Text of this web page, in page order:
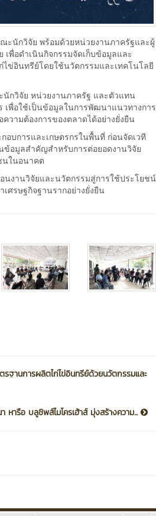
นักวิจัย พร้อมด้วยหน่วยงานภาครัฐและผู้
พื่อดำเนินกิจกรรมจัดเก็บข้อมูลและ
ข่อินทรีย์โดยใช้นวัตกรรมและเทคโนโลยี
นักวิจัย หน่วยงานภาครัฐ และตัวแทน
เพื่อใช้เป็นข้อมูลในการพัฒนาแนวทางการ
วามต้องการของตลาดได้อย่างยั่งยืน
อบการและเกษตรกรในพื้นที่ ก่อนจัดเวที
อมูลสำคัญสำหรับการต่อยอดงานวิจัย
นในอนาคต
นงานวิจัยและนวัตกรรมสู่การใช้ประโยชน์
ศรษฐกิจฐานรากอย่างยั่งยืน
ฐานการผลิตไก่ไข่อินทรีย์ด้วยนวัตกรรมและ
หารือ บลูชิพส์ไมโครเฮ้าส์ มุ่งสร้างความ...